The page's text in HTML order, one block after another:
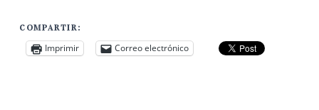
COMPARTIR:
Imprimir Correo electrónico